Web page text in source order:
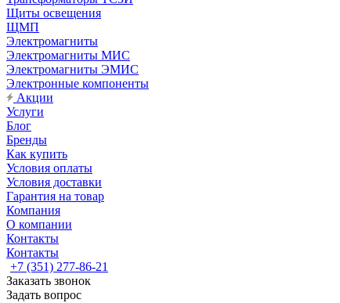
Щиты освещения
ЩМП
Электромагниты
Электромагниты МИС
Электромагниты ЭМИС
Электронные компоненты
Акции
Услуги
Блог
Бренды
Как купить
Условия оплаты
Условия доставки
Гарантия на товар
Компания
О компании
Контакты
Контакты
+7 (351) 277-86-21
Заказать звонок
Задать вопрос